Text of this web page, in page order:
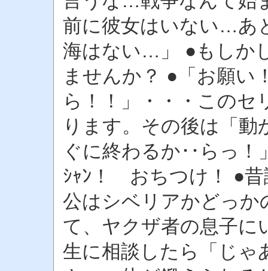
前に彼女はいない…あ
海はない…」 ●もし
ませんか？ ●「お願い
ら！！」・・・このセ
ります。その後は「
ぐに終わるか･･らっ！
ｼｬﾝ！ おちつけ！ ●昔
公はシベリアかどっか
て、ヤクザ者の息子に
生に相談したら「じゃ